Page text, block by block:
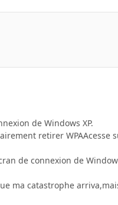
de Windows XP.
retirer WPAAcesse
de connexion de
ma catastrophe